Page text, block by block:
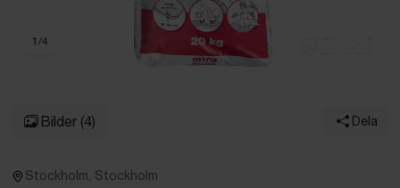
1 /4
Bilder (4) Dela
Stockholm, Stockholm